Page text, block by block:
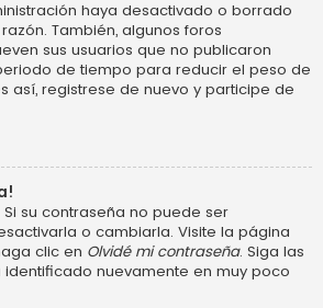
haya desactivado o borrado
También, algunos foros
sus usuarios que no publicaron
de tiempo para reducir el peso de
así, registrese de nuevo y participe de
Si su contraseña no puede ser
o cambiarla. Visite la página
clic en Olvidé mi contraseña. Siga las
identificado nuevamente en muy poco